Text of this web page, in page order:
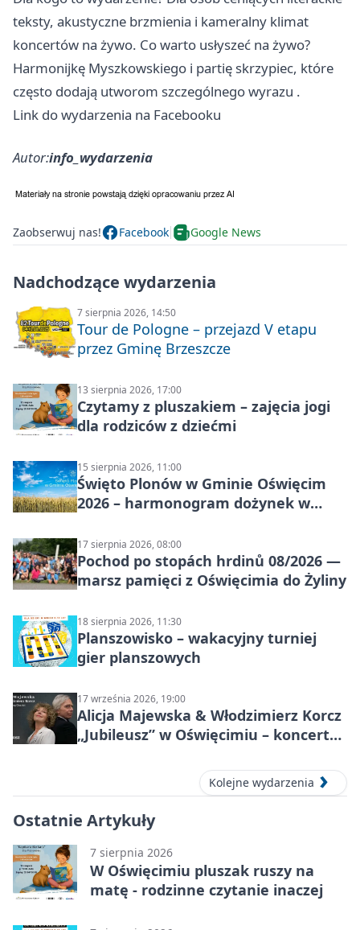
teksty, akustyczne brzmienia i kameralny klimat
koncertów na żywo. Co warto usłyszeć na żywo?
Harmonijkę Myszkowskiego i partię skrzypiec, które
często dodają utworom szczególnego wyrazu .
Link do wydarzenia na Facebooku
Autor:info_wydarzenia
Zaobserwuj nas! Facebook Google News
Nadchodzące wydarzenia
7 sierpnia 2026, 14:50
Tour de Pologne – przejazd V etapu
przez Gminę Brzeszcze
13 sierpnia 2026, 17:00
Czytamy z pluszakiem – zajęcia jogi
dla rodziców z dziećmi
15 sierpnia 2026, 11:00
Święto Plonów w Gminie Oświęcim
2026 – harmonogram dożynek w
17 sierpnia 2026, 08:00
Pochod po stopách hrdinů 08/2026 —
marsz pamięci z Oświęcimia do Żyliny
18 sierpnia 2026, 11:30
Planszowisko – wakacyjny turniej
gier planszowych
17 września 2026, 19:00
Alicja Majewska & Włodzimierz Korcz
„Jubileusz” w Oświęcimiu – koncert
Kolejne wydarzenia
Ostatnie Artykuły
7 sierpnia 2026
W Oświęcimiu pluszak ruszy na
matę - rodzinne czytanie inaczej